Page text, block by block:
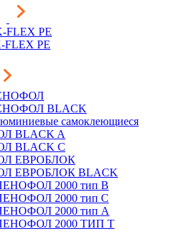
FLEX PE
FLEX PE
BLACK
самоклеющиеся
BLACK A
BLACK С
ЕВРОБЛОК
ЕВРОБЛОК BLACK
2000 тип B
2000 тип C
2000 тип А
2000 ТИП Т